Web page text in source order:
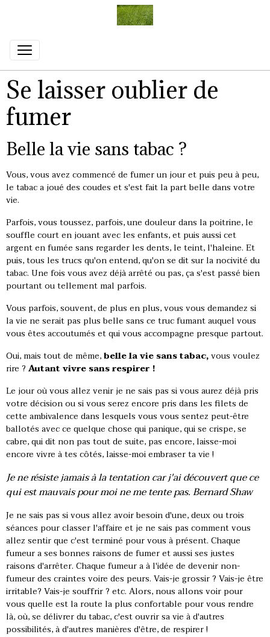
Se laisser oublier de
fumer
Belle la vie sans tabac ?
Vous, vous avez commencé de fumer un jour et puis peu à peu,
le tabac a joué des coudes et s'est fait la part belle dans votre
vie.
Parfois, vous toussez, parfois, une douleur dans la poitrine, le
souffle court en jouant avec les enfants, et puis aussi cet
argent en fumée sans regarder les dents, le teint, l'haleine. Et
puis, tous les trucs qu'on entend, qu'on se dit sur la nocivité du
tabac. Une fois vous avez déjà arrêté ou pas, ça s'est passé bien
pourtant ou tellement mal parfois.
Vous parfois, souvent, de plus en plus, vous vous demandez si
la vie ne serait pas plus belle sans ce truc fumant auquel vous
vous êtes accoutumés et qui vous accompagne presque partout.
Oui, mais tout de même,belle la vie sans tabac,vous voulez
rire ? Autant vivre sans respirer !
Le jour où vous allez venir je ne sais pas si vous aurez déjà pris
votre décision ou si vous serez encore pris dans les filets de
cette ambivalence dans lesquels vous vous sentez peut-être
ballotés avec ce quelque chose qui panique, qui se crispe, se
cabre, qui dit non pas tout de suite, pas encore, laisse-moi
encore vivre à tes côtés, laisse-moi embraser ta vie !
Je ne résiste jamais à la tentationcar j'ai découvert que ce
qui est mauvais pour moi ne me tente pas.Bernard Shaw
Je ne sais pas si vous allez avoir besoin d'une, deux ou trois
séances pour classer l'affaire et je ne sais pas comment vous
allez sentir que c'est terminé pour vous à présent. Chaque
fumeur a ses bonnes raisons de fumer et aussi ses justes
raisons d'arrêter. Chaque fumeur a à l'idée de devenir non-
fumeur des craintes voire des peurs. Vais-je grossir ? Vais-je être
irritable? Vais-je souffrir ? etc. Alors, nous allons voir pour
vous quelle est la route la plus confortable pour vous rendre
là, où, se délivrer du tabac, c'est ouvrir sa vie à d'autres
possibilités, à d'autres manières d'être, de respirer !